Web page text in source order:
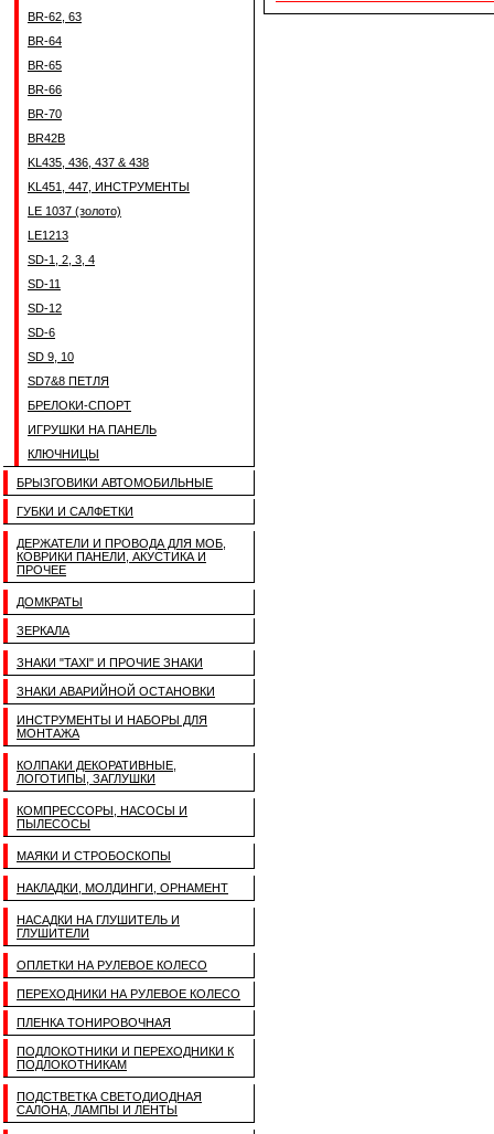
BR-62, 63
BR-64
BR-65
BR-66
BR-70
BR42B
KL435, 436, 437 & 438
KL451, 447, ИНСТРУМЕНТЫ
LE 1037 (золото)
LE1213
SD-1, 2, 3, 4
SD-11
SD-12
SD-6
SD 9, 10
SD7&8 ПЕТЛЯ
БРЕЛОКИ-СПОРТ
ИГРУШКИ НА ПАНЕЛЬ
КЛЮЧНИЦЫ
БРЫЗГОВИКИ АВТОМОБИЛЬНЫЕ
ГУБКИ И САЛФЕТКИ
ДЕРЖАТЕЛИ И ПРОВОДА ДЛЯ МОБ,
КОВРИКИ ПАНЕЛИ, АКУСТИКА И
ПРОЧЕЕ
ДОМКРАТЫ
ЗЕРКАЛА
ЗНАКИ "TAXI" И ПРОЧИЕ ЗНАКИ
ЗНАКИ АВАРИЙНОЙ ОСТАНОВКИ
ИНСТРУМЕНТЫ И НАБОРЫ ДЛЯ
МОНТАЖА
КОЛПАКИ ДЕКОРАТИВНЫЕ,
ЛОГОТИПЫ, ЗАГЛУШКИ
КОМПРЕССОРЫ, НАСОСЫ И
ПЫЛЕСОСЫ
МАЯКИ И СТРОБОСКОПЫ
НАКЛАДКИ, МОЛДИНГИ, ОРНАМЕНТ
НАСАДКИ НА ГЛУШИТЕЛЬ И
ГЛУШИТЕЛИ
ОПЛЕТКИ НА РУЛЕВОЕ КОЛЕСО
ПЕРЕХОДНИКИ НА РУЛЕВОЕ КОЛЕСО
ПЛЕНКА ТОНИРОВОЧНАЯ
ПОДЛОКОТНИКИ И ПЕРЕХОДНИКИ К
ПОДЛОКОТНИКАМ
ПОДСТВЕТКА СВЕТОДИОДНАЯ
САЛОНА, ЛАМПЫ И ЛЕНТЫ